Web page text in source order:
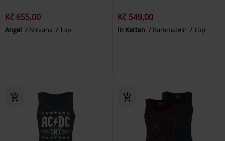
Kč 655,00
Angel Nirvana Top
Kč 549,00
In Ketten Rammstein Top